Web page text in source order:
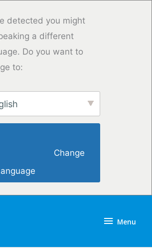
detected you might
a different
Do you want to
to:
Menu